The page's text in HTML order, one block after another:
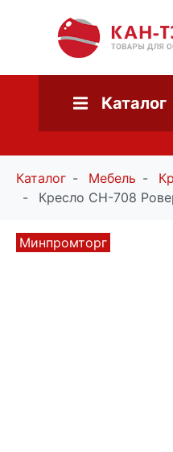
Каталог
Каталог Мебель
Кресло СН-708
Минпромторг